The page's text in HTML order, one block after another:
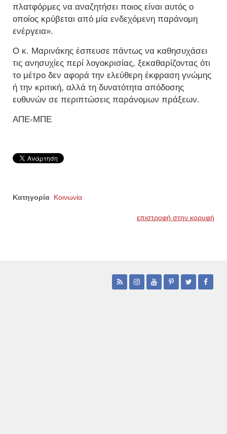
πλατφόρμες να αναζητήσει ποιος είναι αυτός ο
οποίος κρύβεται από μία ενδεχόμενη παράνομη
ενέργεια».
Ο κ. Μαρινάκης έσπευσε πάντως να καθησυχάσει
τις ανησυχίες περί λογοκρισίας, ξεκαθαρίζοντας ότι
το μέτρο δεν αφορά την ελεύθερη έκφραση γνώμης
ή την κριτική, αλλά τη δυνατότητα απόδοσης
ευθυνών σε περιπτώσεις παράνομων πράξεων.
ΑΠΕ-ΜΠΕ
Κατηγορία Κοινωνία
επιστροφή στην κορυφή